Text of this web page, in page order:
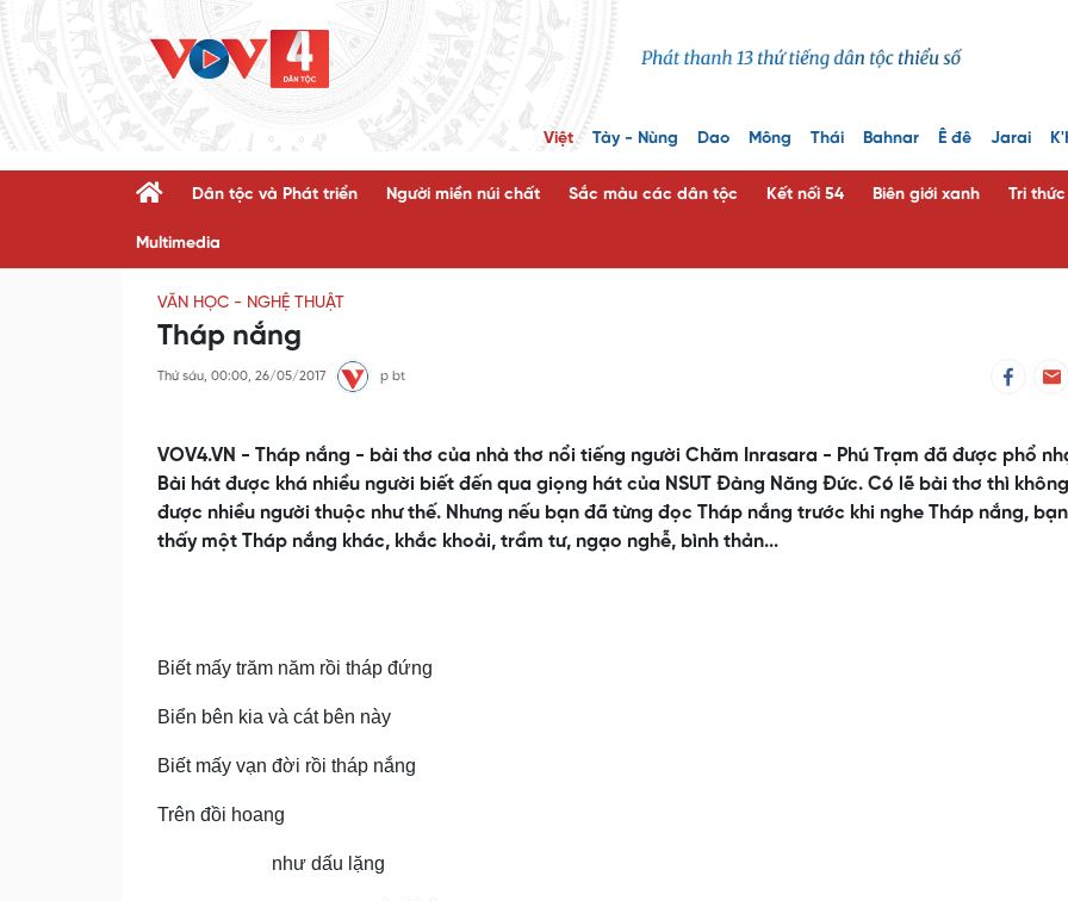
Việt Tày - Nùng Dao Mông Thái Bahnar Ê đê Jarai
Dân tộc và Phát triển Người miền núi chất Sắc màu các dân tộc Kết nối 54 Biên giới xanh Tri
Multimedia
VĂN HỌC - NGHỆ THUẬT
Tháp nắng
Thứ sáu, 00:00, 26/05/2017 p bt
VOV4.VN - Tháp nắng - bài thơ của nhà thơ nổi tiếng người Chăm Inrasara - Phú Trạm đã được phổ
Bài hát được khá nhiều người biết đến qua giọng hát của NSUT Đàng Năng Đức. Có lẽ bài thơ thì không
được nhiều người thuộc như thế. Nhưng nếu bạn đã từng đọc Tháp nắng trước khi nghe Tháp nắng,
thấy một Tháp nắng khác, khắc khoải, trầm tư, ngạo nghễ, bình thản...
Biết mấy trăm năm rồi tháp đứng
Biển bên kia và cát bên này
Biết mấy vạn đời rồi tháp nắng
Trên đồi hoang
như dấu lặng